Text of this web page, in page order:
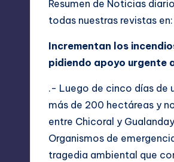
Resumen de Noticias
todas nuestras revistas en:
Incrementan los
pidiendo apoyo urgente
.- Luego de cinco días de
más de 200 hectáreas y
entre Chicoral y
Organismos de
tragedia ambiental que